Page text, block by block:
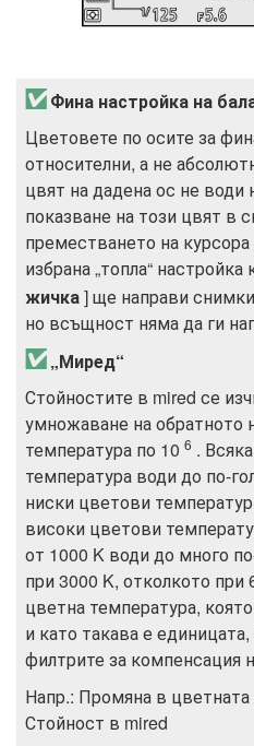
Фина настройка на
Цветовете по осите за
относителни, а не
цвят на дадена ос не води
показване на този цвят в
преместването на
избрана „топла“ настройка
жичка] ще направи
но всъщност няма да ги
„Миред“
Стойностите в mired се
умножаване на обратното
температура по 10 6 .
температура води до по-
ниски цветови
високи цветови
от 1000 K води до много
при 3000 K, отколкото при
цветна температура,
и като такава е
филтрите за компенсация
Напр.: Промяна в
Стойност в mired